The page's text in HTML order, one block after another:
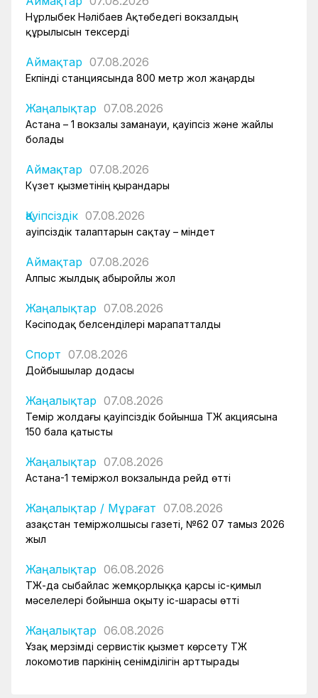
Нұрлыбек Нәлібаев Ақтөбедегі вокзалдың
құрылысын тексерді
Аймақтар 07.08.2026
Екпінді станциясында 800 метр жол жаңарды
Жаңалықтар 07.08.2026
Астана – 1 вокзалы заманауи, қауіпсіз және жайлы
болады
Аймақтар 07.08.2026
Күзет қызметінің қырандары
Қауіпсіздік 07.08.2026
Қауіпсіздік талаптарын сақтау – міндет
Аймақтар 07.08.2026
Алпыс жылдық абыройлы жол
Жаңалықтар 07.08.2026
Кәсіподақ белсенділері марапатталды
Спорт 07.08.2026
Дойбышылар додасы
Жаңалықтар 07.08.2026
Темір жолдағы қауіпсіздік бойынша ҚТЖ акциясына
150 бала қатысты
Жаңалықтар 07.08.2026
Астана-1 теміржол вокзалында рейд өтті
Жаңалықтар / Мұрағат 07.08.2026
Қазақстан теміржолшысы газеті, №62 07 тамыз 2026
жыл
Жаңалықтар 06.08.2026
ҚТЖ-да сыбайлас жемқорлыққа қарсы іс-қимыл
мәселелері бойынша оқыту іс-шарасы өтті
Жаңалықтар 06.08.2026
Ұзақ мерзімді сервистік қызмет көрсету ҚТЖ
локомотив паркінің сенімділігін арттырады